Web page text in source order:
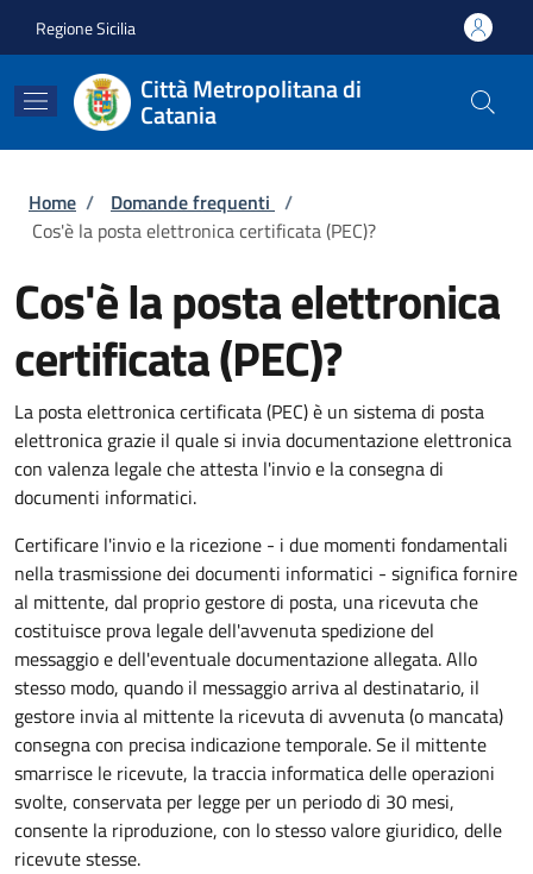
Regione Sicilia
Città Metropolitana di
Catania
Briciole di pane
Home / Domande frequenti /
Cos'è la posta elettronica certificata (PEC)?
Cos'è la posta elettronica
certificata (PEC)?
La posta elettronica certificata (PEC) è un sistema di posta
elettronica grazie il quale si invia documentazione elettronica
con valenza legale che attesta l'invio e la consegna di
documenti informatici.
Certificare l'invio e la ricezione - i due momenti fondamentali
nella trasmissione dei documenti informatici - significa fornire
al mittente, dal proprio gestore di posta, una ricevuta che
costituisce prova legale dell'avvenuta spedizione del
messaggio e dell'eventuale documentazione allegata. Allo
stesso modo, quando il messaggio arriva al destinatario, il
gestore invia al mittente la ricevuta di avvenuta (o mancata)
consegna con precisa indicazione temporale. Se il mittente
smarrisce le ricevute, la traccia informatica delle operazioni
svolte, conservata per legge per un periodo di 30 mesi,
consente la riproduzione, con lo stesso valore giuridico, delle
ricevute stesse.